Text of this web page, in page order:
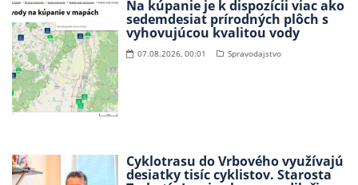
Na kúpanie je k dispozícii viac ako
sedemdesiat prírodných plôch s
vyhovujúcou kvalitou vody
07.08.2026, 00:01 Spravodajstvo
Cyklotrasu do Vrbového využívajú
desiatky tisíc cyklistov. Starosta